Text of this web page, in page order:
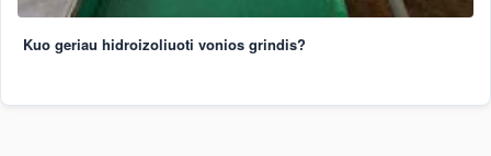
Kuo geriau hidroizoliuoti vonios grindis?